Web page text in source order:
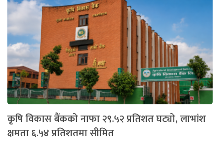
कृषि विकास बैंकको नाफा २९.५२ प्रतिशत घट्यो, लाभांश
क्षमता ६.५४ प्रतिशतमा सीमित